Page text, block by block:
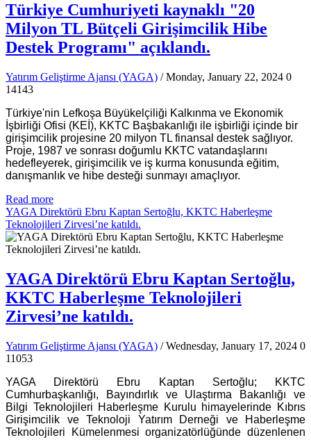
Türkiye Cumhuriyeti kaynaklı "20
Milyon TL Bütçeli Girişimcilik Hibe
Destek Programı" açıklandı.
Yatırım Geliştirme Ajansı (YAGA) / Monday, January 22, 2024 0
14143
Türkiye'nin Lefkoşa Büyükelçiliği Kalkınma ve Ekonomik
İşbirliği Ofisi (KEİ), KKTC Başbakanlığı ile işbirliği içinde bir
girişimcilik projesine 20 milyon TL finansal destek sağlıyor.
Proje, 1987 ve sonrası doğumlu KKTC vatandaşlarını
hedefleyerek, girişimcilik ve iş kurma konusunda eğitim,
danışmanlık ve hibe desteği sunmayı amaçlıyor.
Read more
YAGA Direktörü Ebru Kaptan Sertoğlu, KKTC Haberleşme
Teknolojileri Zirvesi’ne katıldı.
YAGA Direktörü Ebru Kaptan Sertoğlu,
KKTC Haberleşme Teknolojileri
Zirvesi’ne katıldı.
Yatırım Geliştirme Ajansı (YAGA) / Wednesday, January 17, 2024 0
11053
YAGA Direktörü Ebru Kaptan Sertoğlu; KKTC
Cumhurbaşkanlığı, Bayındırlık ve Ulaştırma Bakanlığı ve
Bilgi Teknolojileri Haberleşme Kurulu himayelerinde Kıbrıs
Girişimcilik ve Teknoloji Yatırım Derneği ve Haberleşme
Teknolojileri Kümelenmesi organizatörlüğünde düzenlenen